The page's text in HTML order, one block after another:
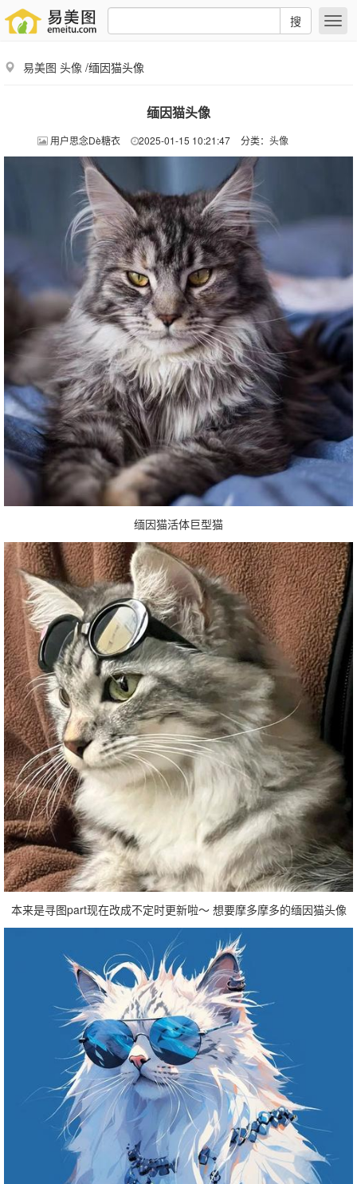
搜
易美图 头像 /缅因猫头像
缅因猫头像
用户思念Dè糖衣 2025-01-15 10:21:47 分类： 头像
缅因猫活体巨型猫
本来是寻图part现在改成不定时更新啦～ 想要摩多摩多的缅因猫头像